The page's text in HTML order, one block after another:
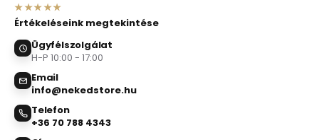
★★★★★
Értékeléseink megtekintése
Ügyfélszolgálat
H-P 10:00 - 17:00
Email
info@nekedstore.hu
Telefon
+36 70 788 4343